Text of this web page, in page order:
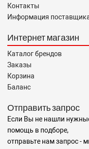
Контакты
Информация
Интернет магазин
Каталог брендов
Заказы
Корзина
Баланс
Отправить запрос
Если Вы не нашли
помощь в подборе,
отправьте нам запрос -